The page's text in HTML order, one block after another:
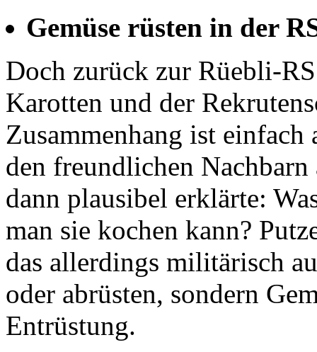
Gemüse rüsten in der
Doch zurück zur Rüebli-
Karotten und der
Zusammenhang ist einfach
den freundlichen
dann plausibel erklärte:
man sie kochen kann?
das allerdings militärisch
oder abrüsten, sondern
Entrüstung.